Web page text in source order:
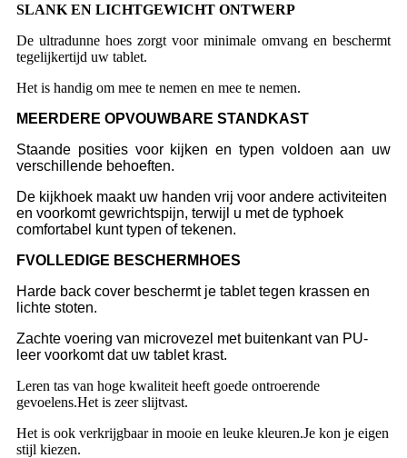
SLANK EN LICHTGEWICHT ONTWERP
De ultradunne hoes zorgt voor minimale omvang en beschermt
tegelijkertijd uw tablet.
Het is handig om mee te nemen en mee te nemen.
MEERDERE OPVOUWBARE STANDKAST
Staande posities voor kijken en typen voldoen aan uw
verschillende behoeften.
De kijkhoek maakt uw handen vrij voor andere activiteiten
en voorkomt gewrichtspijn, terwijl u met de typhoek
comfortabel kunt typen of tekenen.
FVOLLEDIGE BESCHERMHOES
Harde back cover beschermt je tablet tegen krassen en
lichte stoten.
Zachte voering van microvezel met buitenkant van PU-
leer voorkomt dat uw tablet krast.
Leren tas van hoge kwaliteit heeft goede ontroerende
gevoelens.Het is zeer slijtvast.
Het is ook verkrijgbaar in mooie en leuke kleuren.Je kon je eigen
stijl kiezen.